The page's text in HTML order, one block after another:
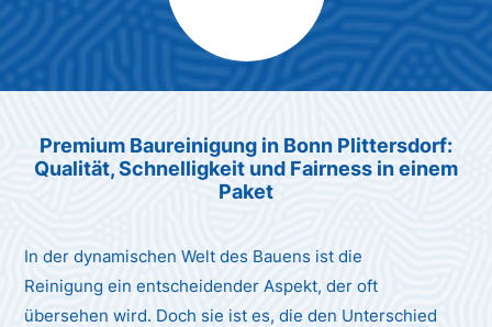
Max Mustermann
Premium Baureinigung in Bonn Plittersdorf:
Qualität, Schnelligkeit und Fairness in einem
Paket
In der dynamischen Welt des Bauens ist die
Reinigung ein entscheidender Aspekt, der oft
übersehen wird. Doch sie ist es, die den Unterschied